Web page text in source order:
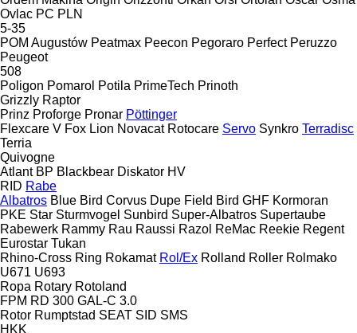
Ovlac PC PLN
5-35
POM Augustów Peatmax Peecon Pegoraro Perfect Peruzzo
Peugeot
508
Poligon Pomarol Potila PrimeTech Prinoth
Grizzly Raptor
Prinz Proforge Pronar Pöttinger
Flexcare V Fox Lion Novacat Rotocare Servo Synkro Terradisc
Terria
Quivogne
Atlant BP Blackbear Diskator HV
RID Rabe
Albatros Blue Bird Corvus Dupe Field Bird GHF Kormoran
PKE Star Sturmvogel Sunbird Super-Albatros Supertaube
Rabewerk Rammy Rau Raussi Razol ReMac Reekie Regent
Eurostar Tukan
Rhino-Cross Ring Rokamat Rol/Ex Rolland Roller Rolmako
U671 U693
Ropa Rotary Rotoland
FPM RD 300 GAL-C 3.0
Rotor Rumptstad SEAT SID SMS
HKK